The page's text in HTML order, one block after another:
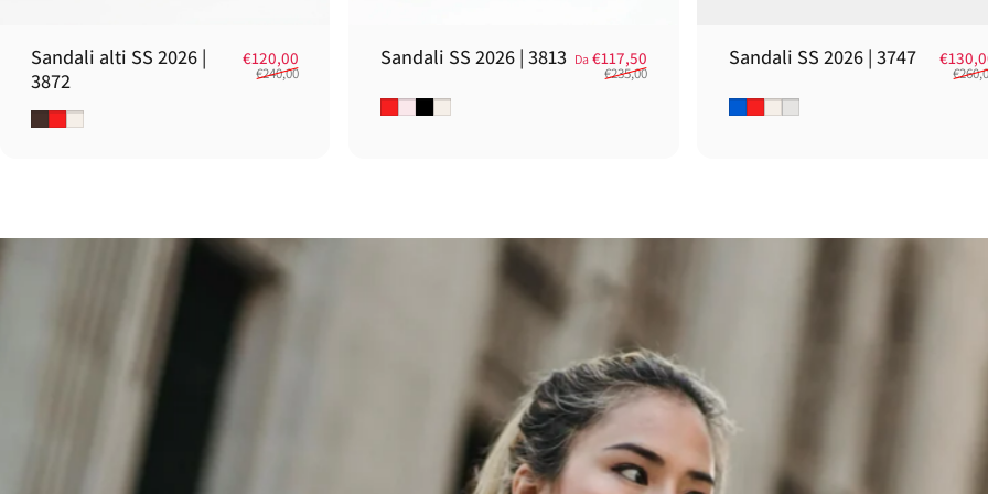
Sandali alti SS 2026 |
3872
Prezzo scontato
€120,00Prezzo di listino
€240,00
Testa di moro
RossoGesso
Sandali SS 2026 | 3813 Prezzo scontato
Da €117,50Prezzo di listino
€235,00
Rosso
Cipria
NeroGesso
Sandali SS 2026 | 3747
BluRosso
GessoPlatino